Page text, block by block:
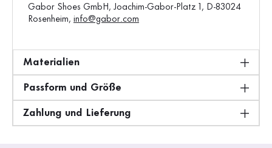
Gabor Shoes GmbH, Joachim-Gabor-Platz 1, D-83024
Rosenheim, info@gabor.com
Materialien
Passform und Größe
Zahlung und Lieferung